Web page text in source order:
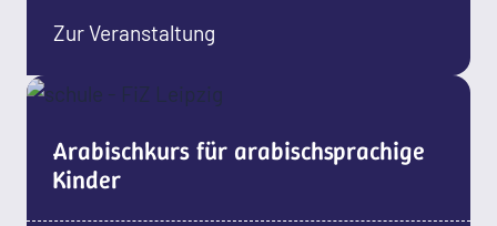
Zur Veranstaltung
Arabischkurs für arabischsprachige
Kinder